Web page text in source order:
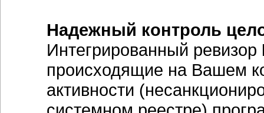
Надежный контроль
Интегрированный ревизор
происходящие на Вашем
активности